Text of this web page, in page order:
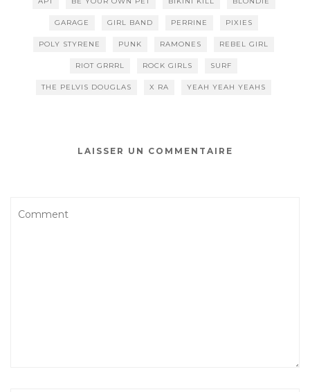
GARAGE GIRL BAND PERRINE PIXIES
POLY STYRENE PUNK RAMONES REBEL GIRL
RIOT GRRRL ROCK GIRLS SURF
THE PELVIS DOUGLAS X RA YEAH YEAH YEAHS
LAISSER UN COMMENTAIRE